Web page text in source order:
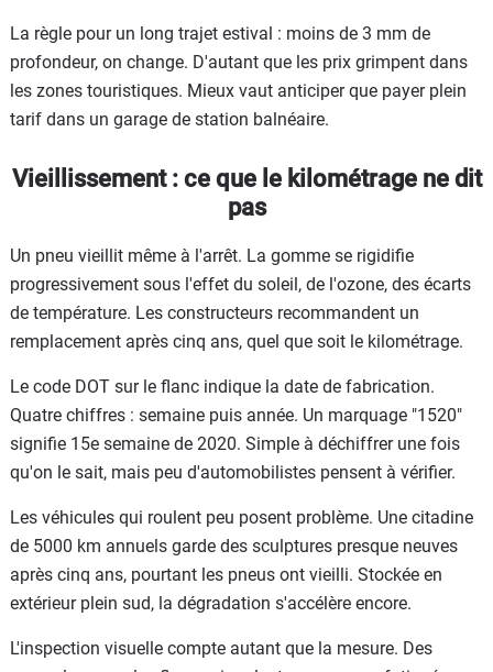
La règle pour un long trajet estival : moins de 3 mm de
profondeur, on change. D'autant que les prix grimpent dans
les zones touristiques. Mieux vaut anticiper que payer plein
tarif dans un garage de station balnéaire.
Vieillissement : ce que le kilométrage ne dit
pas
Un pneu vieillit même à l'arrêt. La gomme se rigidifie
progressivement sous l'effet du soleil, de l'ozone, des écarts
de température. Les constructeurs recommandent un
remplacement après cinq ans, quel que soit le kilométrage.
Le code DOT sur le flanc indique la date de fabrication.
Quatre chiffres : semaine puis année. Un marquage "1520"
signifie 15e semaine de 2020. Simple à déchiffrer une fois
qu'on le sait, mais peu d'automobilistes pensent à vérifier.
Les véhicules qui roulent peu posent problème. Une citadine
de 5000 km annuels garde des sculptures presque neuves
après cinq ans, pourtant les pneus ont vieilli. Stockée en
extérieur plein sud, la dégradation s'accélère encore.
L'inspection visuelle compte autant que la mesure. Des